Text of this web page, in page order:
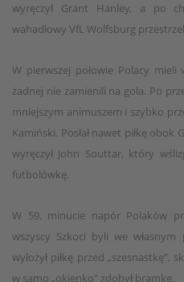
wyręczył Grant Hanley, a po
wahadłowy VfL Wolfsburg
W pierwszej połowie Polacy
żadnej nie zamienili na gola. Po
mniejszym animuszem i szybko
Kamiński. Posłał nawet piłkę
wyręczył John Souttar, który
futbolówkę.
W 59. minucie napór Polaków
wszyscy Szkoci byli we
wyłożył piłkę przed „szesnastkę”,
w samo „okienko” zdobył bramkę.